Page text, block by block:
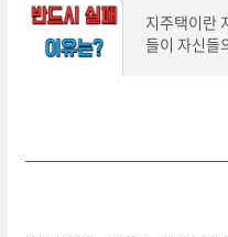
지주택이란
들이 자신들